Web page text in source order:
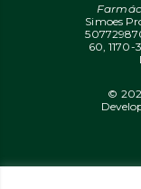
Simoes
60, 1170-
©